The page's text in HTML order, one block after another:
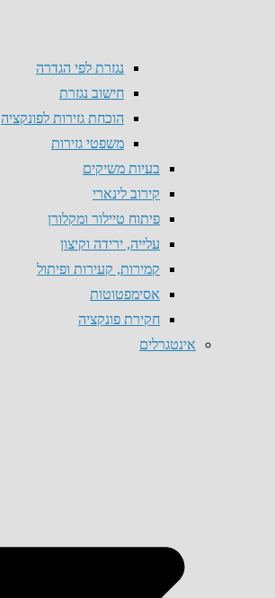
נגזרת לפי הגדרה
חישוב נגזרת
הוכחת גזירות לפונקציה
משפטי גזירות
בעיות משיקים
קירוב לינארי
פיתוח טיילור ומקלורן
עלייה, ירידה וקיצון
קמירות, קעירות ופיתול
אסימפטוטות
חקירת פונקציה
אינטגרלים